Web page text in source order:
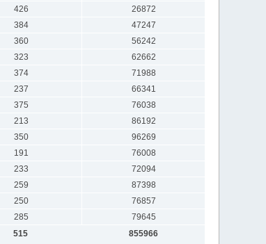
426
26872
384
47247
360
56242
323
62662
374
71988
237
66341
375
76038
213
86192
350
96269
191
76008
233
72094
259
87398
250
76857
285
79645
515
855966